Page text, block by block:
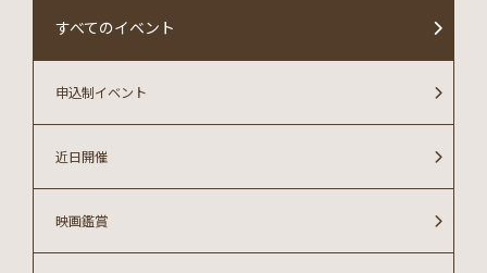
すべてのイベント
映画鑑賞
近日開催
申込制イベント